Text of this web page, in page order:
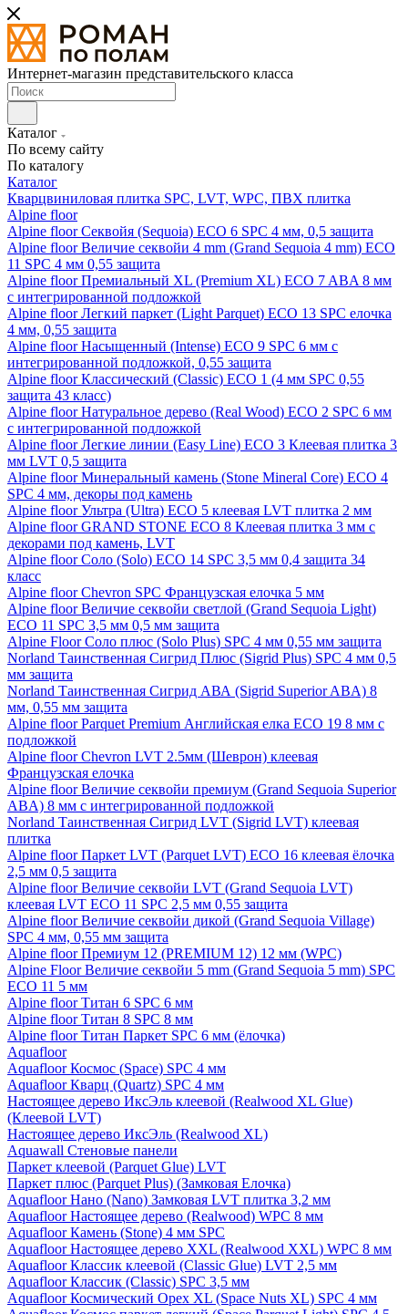
Интернет-магазин представительского класса
Каталог
По всему сайту
По каталогу
Каталог
Кварцвиниловая плитка SPC, LVT, WPC, ПВХ плитка
Alpine floor
Alpine floor Секвойя (Sequoia) ECO 6 SPC 4 мм, 0,5 защита
Alpine floor Величие секвойи 4 mm (Grand Sequoia 4 mm) ECO
11 SPC 4 мм 0,55 защита
Alpine floor Премиальный XL (Premium XL) ECO 7 ABA 8 мм
с интегрированной подложкой
Alpine floor Легкий паркет (Light Parquet) ECO 13 SPC елочка
4 мм, 0,55 защита
Alpine floor Насыщенный (Intense) ECO 9 SPC 6 мм с
интегрированной подложкой, 0,55 защита
Alpine floor Классический (Classic) ECO 1 (4 мм SPC 0,55
защита 43 класс)
Alpine floor Натуральное дерево (Real Wood) ECO 2 SPC 6 мм
с интегрированной подложкой
Alpine floor Легкие линии (Easy Line) ECO 3 Клеевая плитка 3
мм LVT 0,5 защита
Alpine floor Минеральный камень (Stone Mineral Core) ECO 4
SPC 4 мм, декоры под камень
Alpine floor Ультра (Ultra) ECO 5 клеевая LVT плитка 2 мм
Alpine floor GRAND STONE ECO 8 Клеевая плитка 3 мм с
декорами под камень, LVT
Alpine floor Соло (Solo) ECO 14 SPC 3,5 мм 0,4 защита 34
класс
Alpine floor Chevron SPC Французская елочка 5 мм
Alpine floor Величие секвойи светлой (Grand Sequoia Light)
ECO 11 SPC 3,5 мм 0,5 мм защита
Alpine Floor Соло плюс (Solo Plus) SPC 4 мм 0,55 мм защита
Norland Таинственная Сигрид Плюс (Sigrid Plus) SPC 4 мм 0,5
мм защита
Norland Таинственная Сигрид АВА (Sigrid Superior ABA) 8
мм, 0,55 мм защита
Alpine floor Parquet Premium Английская елка ECO 19 8 мм с
подложкой
Alpine floor Chevron LVT 2.5мм (Шеврон) клеевая
Французская елочка
Alpine floor Величие секвойи премиум (Grand Sequoia Superior
ABA) 8 мм с интегрированной подложкой
Norland Таинственная Сигрид LVT (Sigrid LVT) клеевая
плитка
Alpine floor Паркет LVT (Parquet LVT) ECO 16 клеевая ёлочка
2,5 мм 0,5 защита
Alpine floor Величие секвойи LVT (Grand Sequoia LVT)
клеевая LVT ECO 11 SPC 2,5 мм 0,55 защита
Alpine floor Величие секвойи дикой (Grand Sequoia Village)
SPC 4 мм, 0,55 мм защита
Alpine floor Премиум 12 (PREMIUM 12) 12 мм (WPC)
Alpine Floor Величие секвойи 5 mm (Grand Sequoia 5 mm) SPC
ECO 11 5 мм
Alpine floor Титан 6 SPC 6 мм
Alpine floor Титан 8 SPC 8 мм
Alpine floor Титан Паркет SPC 6 мм (ёлочка)
Aquafloor
Aquafloor Космос (Space) SPC 4 мм
Aquafloor Кварц (Quartz) SPC 4 мм
Настоящее дерево ИксЭль клеевой (Realwood XL Glue)
(Клеевой LVT)
Настоящее дерево ИксЭль (Realwood XL)
Aquawall Стеновые панели
Паркет клеевой (Parquet Glue) LVT
Паркет плюс (Parquet Plus) (Замковая Елочка)
Aquafloor Нано (Nano) Замковая LVT плитка 3,2 мм
Aquafloor Настоящее дерево (Realwood) WPC 8 мм
Aquafloor Камень (Stone) 4 мм SPC
Aquafloor Настоящее дерево XXL (Realwood XXL) WPC 8 мм
Aquafloor Классик клеевой (Classic Glue) LVT 2,5 мм
Aquafloor Классик (Classic) SPC 3,5 мм
Aquafloor Космический Орех XL (Space Nuts XL) SPC 4 мм